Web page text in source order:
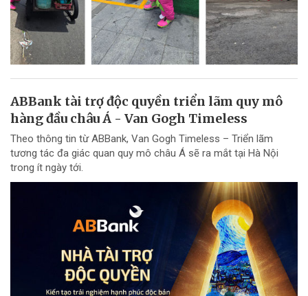
ABBank tài trợ độc quyền triển lãm quy mô
hàng đầu châu Á - Van Gogh Timeless
Theo thông tin từ ABBank, Van Gogh Timeless – Triển lãm
tương tác đa giác quan quy mô châu Á sẽ ra mắt tại Hà Nội
trong ít ngày tới.